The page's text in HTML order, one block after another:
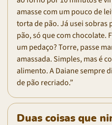
amasse com um pouco de
torta de pão. Já usei sobras
pão, só que com chocolate.
um pedaço? Torre, passe
amassada. Simples, mas é
alimento. A Daiane sempre
de pão recriado.”
Duas coisas que